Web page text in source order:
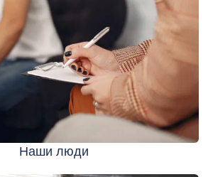
Наши люди